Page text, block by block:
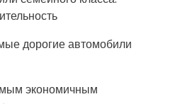
дорогие автомобили
экономичным